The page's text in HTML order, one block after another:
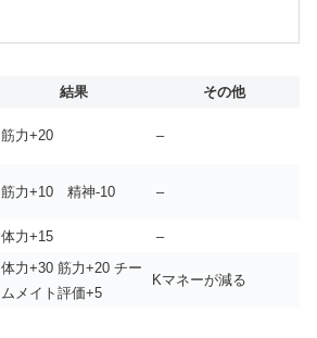
結果
その他
筋力+20 –
筋力+10 精神-10 –
体力+15 –
体力+30 筋力+20 チー
ムメイト評価+5
Kマネーが減る